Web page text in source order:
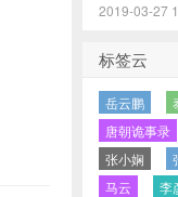
2019-03-27
标签云
岳云鹏
唐朝诡事录
张小娴
马云
李